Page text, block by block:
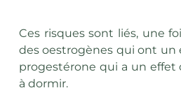
Ces risques sont liés, une
des oestrogènes qui ont un
progestérone qui a un effet
à dormir.